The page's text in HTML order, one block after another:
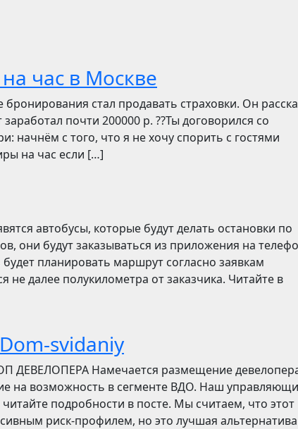
час в Москве
стал продавать страховки. Он
почти 200000 р. ??Ты договорился со
начнём с того, что я не хочу спорить с гостями
на час если […]
автобусы, которые будут делать остановки по
они будут заказываться из приложения на
будет планировать маршрут согласно заявкам
не далее полукилометра от заказчика. Читайте в
svidaniy
Намечается размещение
на возможность в сегменте ВДО. Наш
читайте подробности в посте. Мы считаем, что этот
риск-профилем, но это лучшая альтернатива